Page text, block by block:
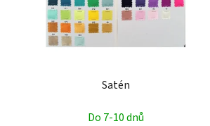
Satén
Do 7-10 dnů